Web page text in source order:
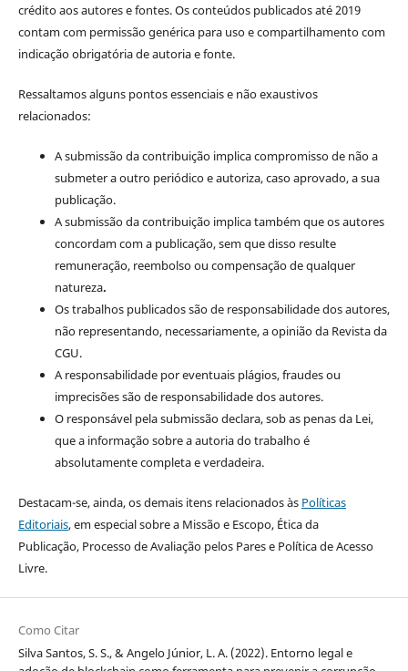
crédito aos autores e fontes. Os conteúdos publicados até 2019
contam com permissão genérica para uso e compartilhamento com
indicação obrigatória de autoria e fonte.
Ressaltamos alguns pontos essenciais e não exaustivos
relacionados:
A submissão da contribuição implica compromisso de não a
submeter a outro periódico e autoriza, caso aprovado, a sua
publicação.
A submissão da contribuição implica também que os autores
concordam com a publicação, sem que disso resulte
remuneração, reembolso ou compensação de qualquer
natureza.
Os trabalhos publicados são de responsabilidade dos autores,
não representando, necessariamente, a opinião da Revista da
CGU.
A responsabilidade por eventuais plágios, fraudes ou
imprecisões são de responsabilidade dos autores.
O responsável pela submissão declara, sob as penas da Lei,
que a informação sobre a autoria do trabalho é
absolutamente completa e verdadeira.
Destacam-se, ainda, os demais itens relacionados às Políticas
Editoriais, em especial sobre a Missão e Escopo, Ética da
Publicação, Processo de Avaliação pelos Pares e Política de Acesso
Livre.
Como Citar
Silva Santos, S. S., & Angelo Júnior, L. A. (2022). Entorno legal e